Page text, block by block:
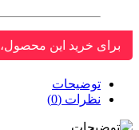
برای خرید این محصول،
توضیحات
نظرات (0)